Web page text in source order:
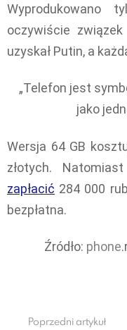
oczywiście
uzyskał Putin, a
„Telefon jest
jako
Wersja 64 GB
złotych.
zapłacić 284 000
bezpłatna.
Źródło: phone
Poprzedni artykuł